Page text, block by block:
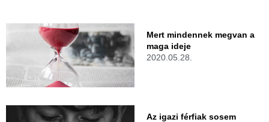
Mert mindennek megvan a
maga ideje
2020.05.28.
Az igazi férfiak sosem